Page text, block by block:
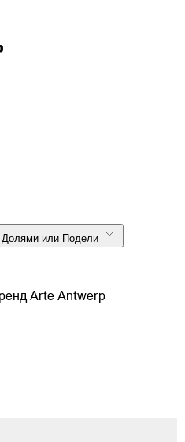
4 × 2247 ₽ в Сплит, Долями или Подели
Arte Antwerp